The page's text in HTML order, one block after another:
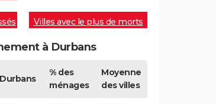
Villes avec le plus de morts
à Durbans
Durbans
% des
ménages
Moyenne
des villes